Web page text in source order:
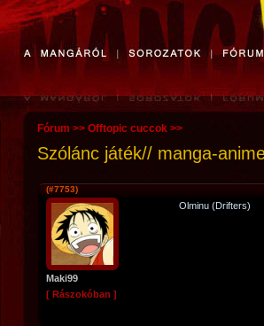
Fórum >> Offtopic cuccok >>
Szólánc játék// manga-
(#7753)
Maki99
[ Rászokóban ]
Olminu (Drifters)